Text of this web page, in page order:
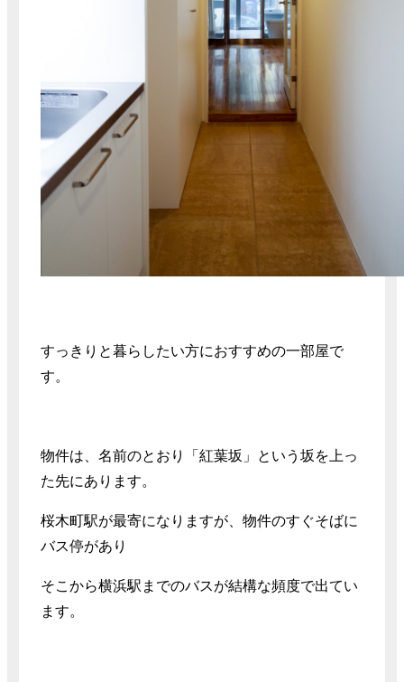
すっきりと暮らしたい方におすすめの一部屋で
す。
物件は、名前のとおり「紅葉坂」という坂を上っ
た先にあります。
桜木町駅が最寄になりますが、物件のすぐそばに
バス停があり
そこから横浜駅までのバスが結構な頻度で出てい
ます。